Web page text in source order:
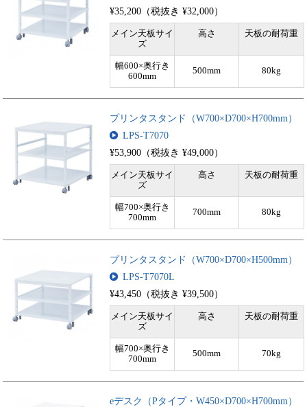
¥35,200（税抜き ¥32,000）
メイン天板サイ
ズ
高さ 天板の耐荷重
幅600×奥行き
600mm
500mm 80kg
プリンタスタンド（W700×D700×H700mm）
LPS-T7070
¥53,900（税抜き ¥49,000）
メイン天板サイ
ズ
高さ 天板の耐荷重
幅700×奥行き
700mm
700mm 80kg
プリンタスタンド（W700×D700×H500mm）
LPS-T7070L
¥43,450（税抜き ¥39,500）
メイン天板サイ
ズ
高さ 天板の耐荷重
幅700×奥行き
700mm
500mm 70kg
eデスク（Pタイプ・W450×D700×H700mm）